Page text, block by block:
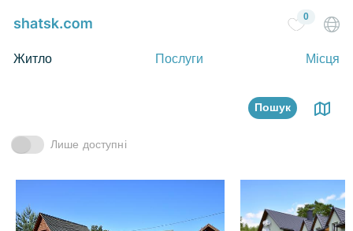
Житло Послуги Місця
0
Пошук
Лише доступні